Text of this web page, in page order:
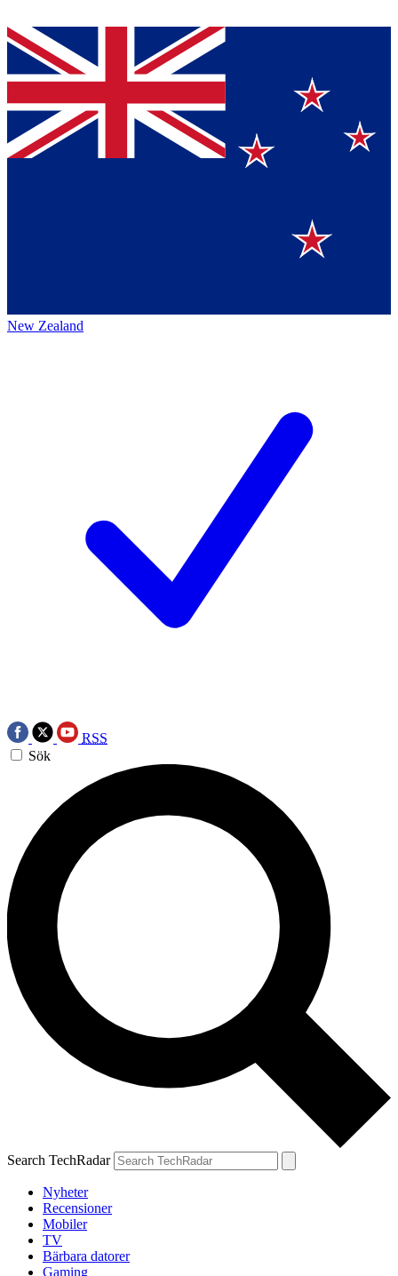
New Zealand
RSS
Sök
Search TechRadar
Nyheter
Recensioner
Mobiler
TV
Bärbara datorer
Gaming